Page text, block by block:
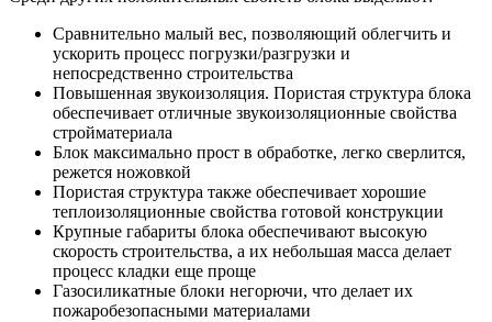
Сравнительно малый вес, позволяющий облегчить и
ускорить процесс погрузки/разгрузки и
непосредственно строительства
Повышенная звукоизоляция. Пористая структура блока
обеспечивает отличные звукоизоляционные свойства
стройматериала
Блок максимально прост в обработке, легко сверлится,
режется ножовкой
Пористая структура также обеспечивает хорошие
теплоизоляционные свойства готовой конструкции
Крупные габариты блока обеспечивают высокую
скорость строительства, а их небольшая масса делает
процесс кладки еще проще
Газосиликатные блоки негорючи, что делает их
пожаробезопасными материалами